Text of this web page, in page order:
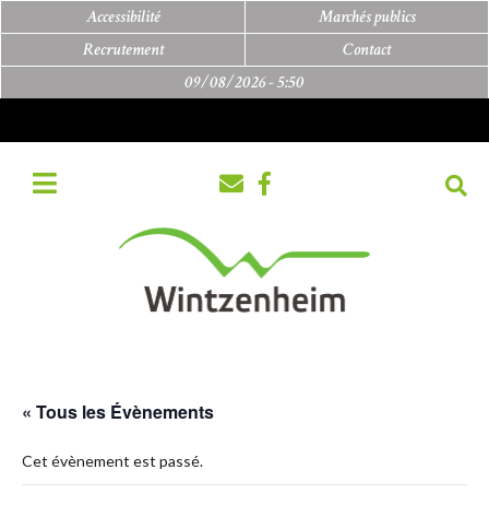
Accessibilité
Marchés publics
Recrutement
Contact
09/08/2026 -5:50
« Tous les Évènements
Cet évènement est passé.